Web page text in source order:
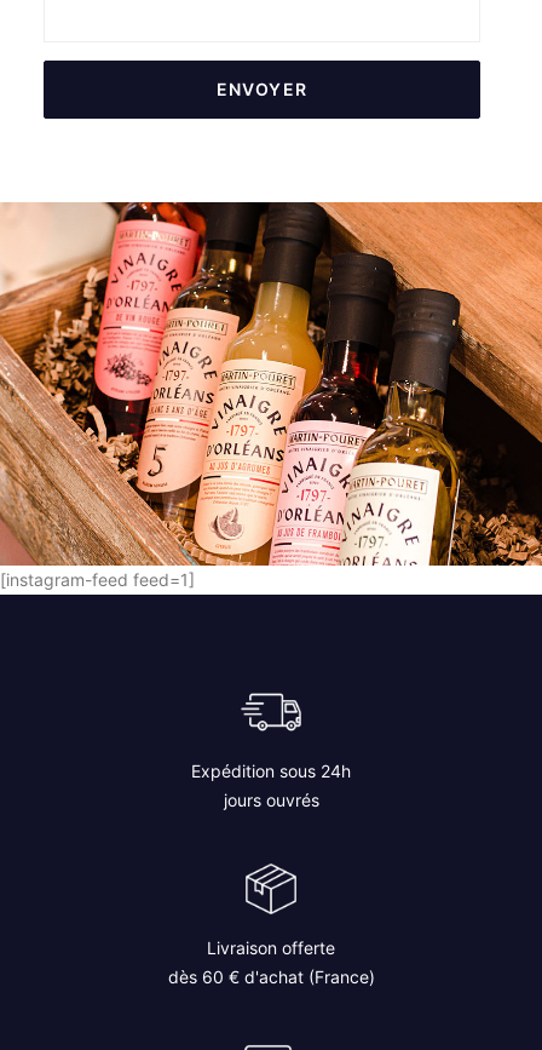
[instagram-feed feed=1]
Expédition sous 24h
jours ouvrés
Livraison offerte
dès 60 € d'achat (France)